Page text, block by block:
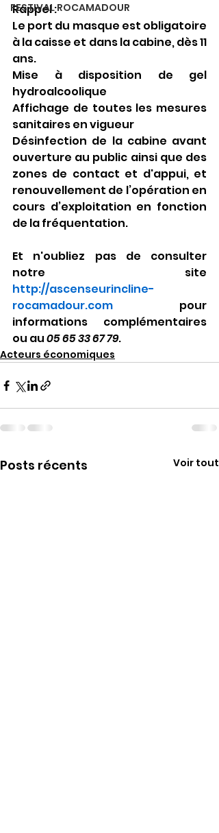
FESTIVAL ROCAMADOUR
Rappel :
Le port du masque est obligatoire
à la caisse et dans la cabine, dès 11
ans.
Mise à disposition de gel
hydroalcoolique
Affichage de toutes les mesures
sanitaires en vigueur
Désinfection de la cabine avant
ouverture au public ainsi que des
zones de contact et d'appui, et
renouvellement de l’opération en
cours d’exploitation en fonction
de la fréquentation.
Et n'oubliez pas de consulter
http://ascenseurincline-
rocamadour.com pour
informations complémentaires
ou au 05 65 33 67 79.
Acteurs économiques
Posts récents Voir tout